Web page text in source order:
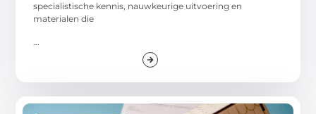
specialistische kennis, nauwkeurige uitvoering en
materialen die